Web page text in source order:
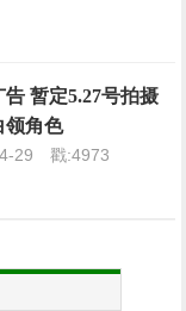
告 暂定5.27号拍摄
领角色
29 戳:4973